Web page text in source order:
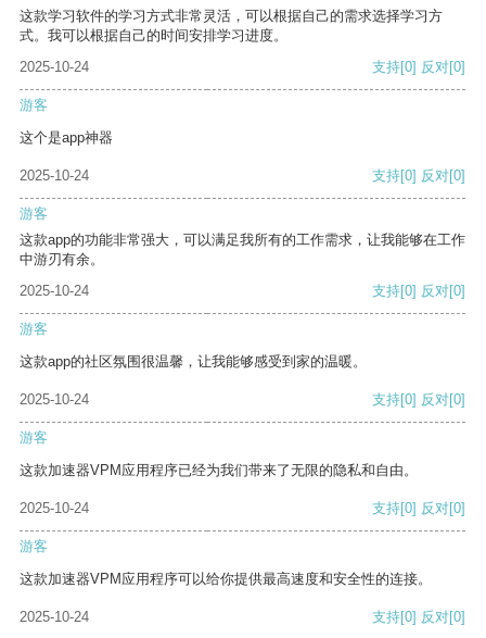
这款学习软件的学习方式非常灵活，可以根据自己的需求选择学习方
式。我可以根据自己的时间安排学习进度。
2025-10-24
支持[0] 反对[0]
游客
这个是app神器
2025-10-24 支持[0] 反对[0]
游客
这款app的功能非常强大，可以满足我所有的工作需求，让我能够在工作
中游刃有余。
2025-10-24
支持[0] 反对[0]
游客
这款app的社区氛围很温馨，让我能够感受到家的温暖。
2025-10-24 支持[0] 反对[0]
游客
这款加速器VPM应用程序已经为我们带来了无限的隐私和自由。
2025-10-24 支持[0] 反对[0]
游客
这款加速器VPM应用程序可以给你提供最高速度和安全性的连接。
2025-10-24 支持[0] 反对[0]